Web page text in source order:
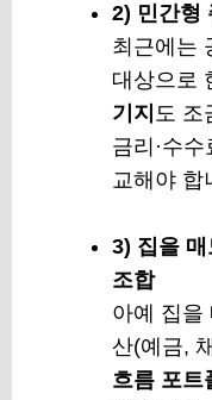
2) 민간형
최근에는
대상으로
기지 도 조
금리·수수
교해야 합
3) 집을
조합
아예 집을
산(예금,
흐름 포트